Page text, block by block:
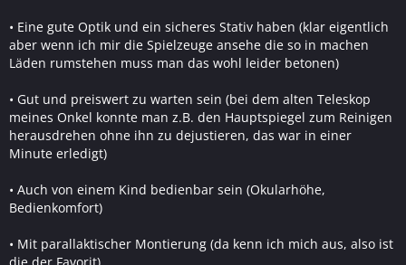
• Eine gute Optik und ein sicheres Stativ haben (klar eigentlich
aber wenn ich mir die Spielzeuge ansehe die so in machen
Läden rumstehen muss man das wohl leider betonen)
• Gut und preiswert zu warten sein (bei dem alten Teleskop
meines Onkel konnte man z.B. den Hauptspiegel zum Reinigen
herausdrehen ohne ihn zu dejustieren, das war in einer
Minute erledigt)
• Auch von einem Kind bedienbar sein (Okularhöhe,
Bedienkomfort)
• Mit parallaktischer Montierung (da kenn ich mich aus, also ist